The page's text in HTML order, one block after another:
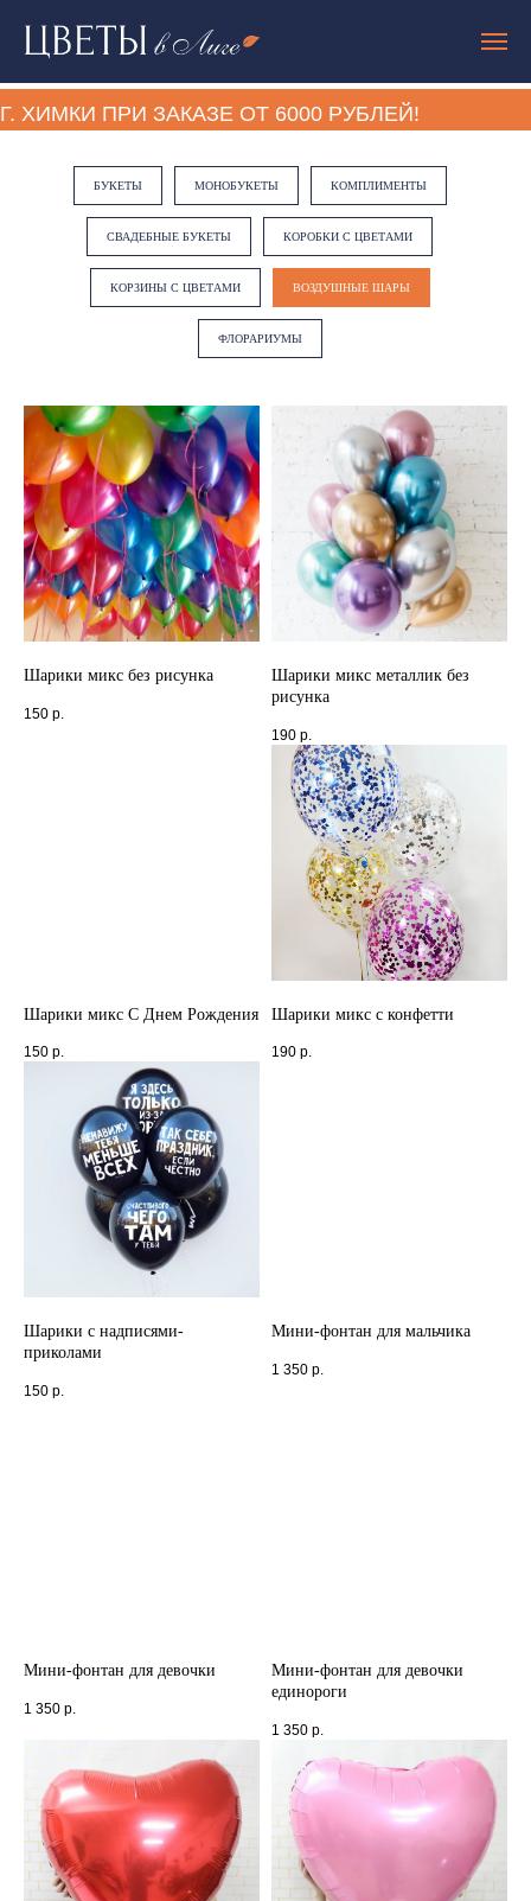
ХИМКИ ПРИ ЗАКАЗЕ ОТ 6000 РУБЛЕЙ!
БУКЕТЫ МОНОБУКЕТЫ КОМПЛИМЕНТЫ
СВАДЕБНЫЕ БУКЕТЫ КОРОБКИ С ЦВЕТАМИ
КОРЗИНЫ С ЦВЕТАМИ ВОЗДУШНЫЕ ШАРЫ
ФЛОРАРИУМЫ
Шарики микс без рисунка
150 р.
Шарики микс металлик без
рисунка
190 р.
Шарики микс С Днем Рождения
150 р.
Шарики микс с конфетти
190 р.
Шарики с надписями-
приколами
150 р.
Мини-фонтан для мальчика
1 350 р.
Мини-фонтан для девочки
1 350 р.
Мини-фонтан для девочки
единороги
1 350 р.